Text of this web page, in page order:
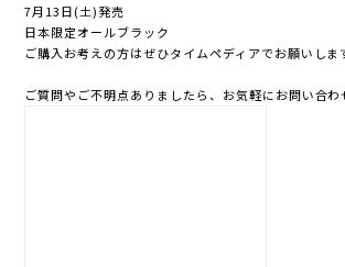
7月13日(土)発売
日本限定オールブラック
ご購入お考えの方はぜひタイムペディアでお願いしま
ご質問やご不明点ありましたら、お気軽にお問い合わ